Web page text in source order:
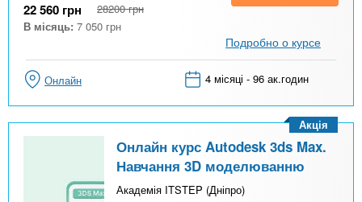
22 560 грн 28200 грн
В місяць: 7 050 грн
Подробно о курсе
Онлайн 4 місяці - 96 ак.годин
Онлайн курс Autodesk 3ds Max.
Навчання 3D моделюванню
Академія ITSTEP (Дніпро)
Акція